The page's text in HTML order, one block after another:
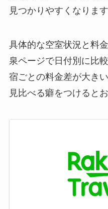
見つかりやすくなります
具体的な空室状況と料
泉ページで日付別に比
宿ごとの料金差が大き
見比べる癖をつけると